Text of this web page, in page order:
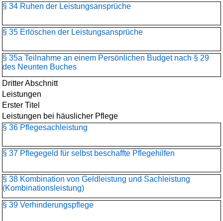
§ 34 Ruhen der Leistungsansprüche
§ 35 Erlöschen der Leistungsansprüche
§ 35a Teilnahme an einem Persönlichen Budget nach § 29
des Neunten Buches
Dritter Abschnitt
Leistungen
Erster Titel
Leistungen bei häuslicher Pflege
§ 36 Pflegesachleistung
§ 37 Pflegegeld für selbst beschaffte Pflegehilfen
§ 38 Kombination von Geldleistung und Sachleistung
(Kombinationsleistung)
§ 39 Verhinderungspflege